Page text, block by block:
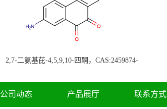
2,7-二氨基芘-4,5,9,10-四酮，CAS:2459874-
公司动态 产品展厅 联系方式